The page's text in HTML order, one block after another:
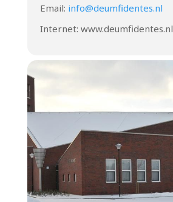
Email: info@deumfidentes.nl
Internet: www.deumfidentes.nl